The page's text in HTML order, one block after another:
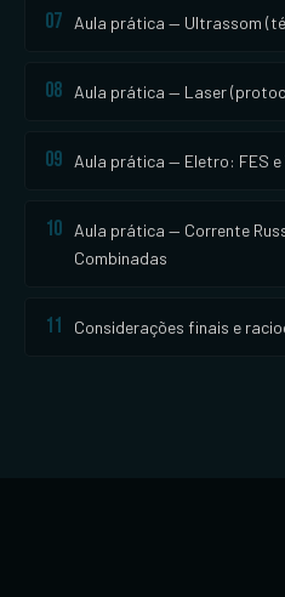
07 Aula prática — Ultrassom
08 Aula prática — Laser
09 Aula prática — Eletro: FES e
10
Aula prática — Corrente
Combinadas
11 Considerações finais e